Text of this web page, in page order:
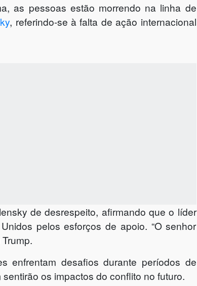
as pessoas estão morrendo na linha de
, referindo-se à falta de ação internacional
de desrespeito, afirmando que o líder
pelos esforços de apoio. “O senhor
enfrentam desafios durante períodos de
os impactos do conflito no futuro.